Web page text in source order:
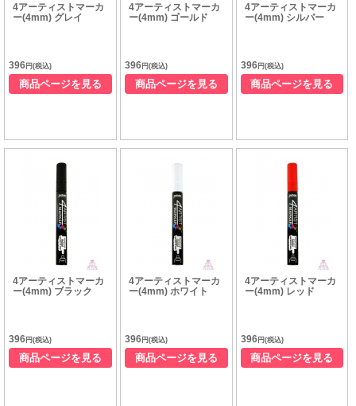
4アーティストマーカ
ー(4mm) グレイ
396 円(税込)
商品ページを見る
4アーティストマーカ
ー(4mm) ゴールド
396円(税込)
商品ページを見る
4アーティストマーカ
ー(4mm) シルバー
396円(税込)
商品ページを見る
4アーティストマーカ
ー(4mm) ブラック
396 円(税込)
商品ページを見る
4アーティストマーカ
ー(4mm) ホワイト
396円(税込)
商品ページを見る
4アーティストマーカ
ー(4mm) レッド
396円(税込)
商品ページを見る